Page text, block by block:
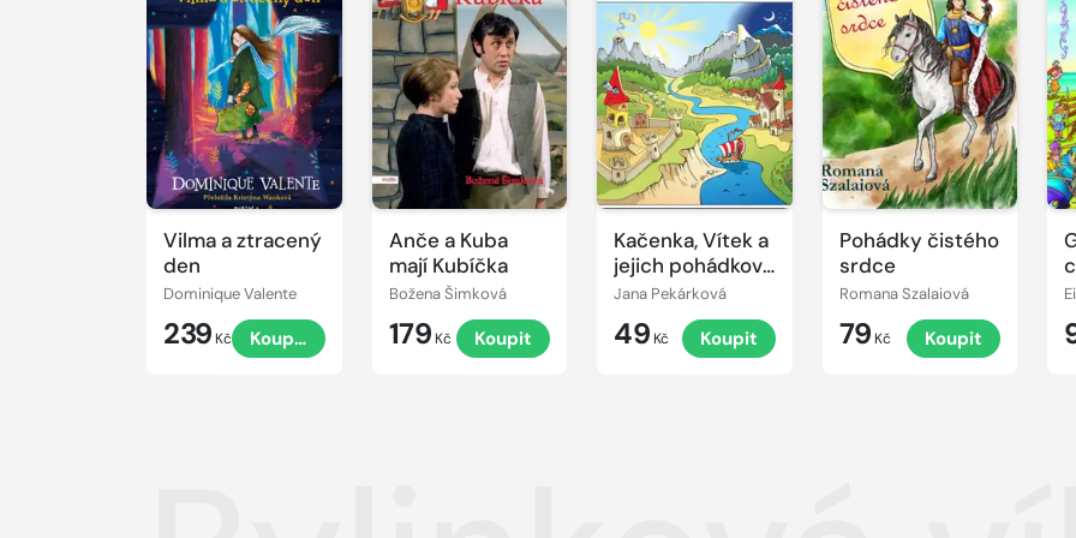
Vilma a ztracený
den
Dominique Valente
239 Kč Koupit
Anče a Kuba
mají Kubíčka
Božena Šimková
179 Kč Koupit
Kačenka, Vítek a
jejich pohádkové
dobrodružství
Jana Pekárková
49 Kč Koupit
Pohádky čistého
srdce
Romana Szalaiová
79 Kč Koupit